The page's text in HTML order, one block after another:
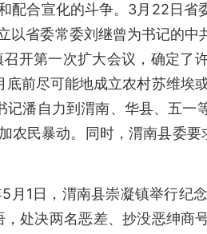
配合宣化的斗争。3月22日
以省委常委刘继曾为书记的
开第一次扩大会议，确定了
前尽可能地成立农村苏维埃
潘自力到渭南、华县、五
农民暴动。同时，渭南县委
月1日，渭南县崇凝镇举行纪
处决两名恶差、抄没恶绅